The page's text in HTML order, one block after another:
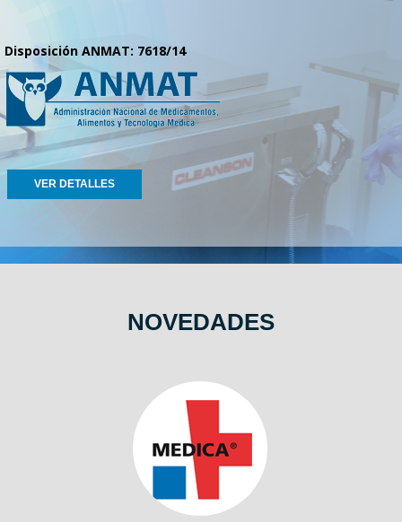
Disposición ANMAT: 7618/14
VER DETALLES
NOVEDADES